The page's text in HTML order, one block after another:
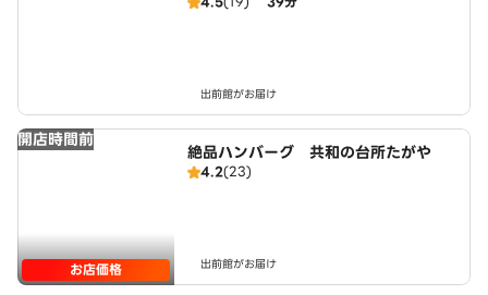
出前館がお届け
開店時間前
お店価格
絶品ハンバーグ 共和の台所たがや
4.2(23)
出前館がお届け